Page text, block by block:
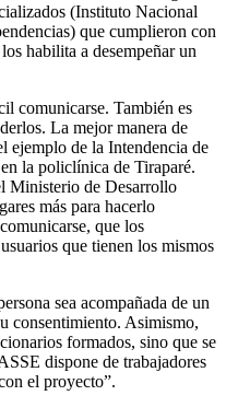
(Instituto Nacional
que cumplieron con
habilita a desempeñar un
comunicarse. También es
La mejor manera de
ejemplo de la Intendencia de
la policlínica de Tiraparé.
Ministerio de Desarrollo
más para hacerlo
que los
que tienen los mismos
sea acompañada de un
consentimiento. Asimismo,
formados, sino que se
dispone de trabajadores
el proyecto”.